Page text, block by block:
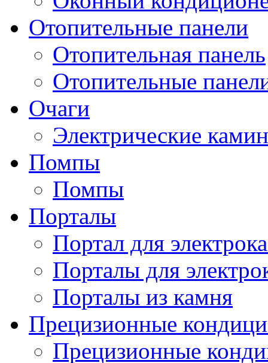
Отопительные панели
Отопительная панель
Отопительные
Очаги
Электрические
Помпы
Помпы
Порталы
Портал для
Порталы для
Порталы из камня
Прецизионные
Прецизионные